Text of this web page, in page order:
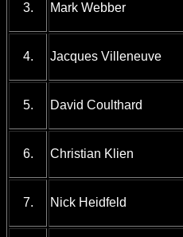
3. Mark Webber
4. Jacques Villeneuve
5. David Coulthard
6. Christian Klien
7. Nick Heidfeld